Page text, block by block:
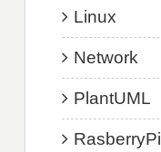
Linux
Network
PlantUML
RasberryPi